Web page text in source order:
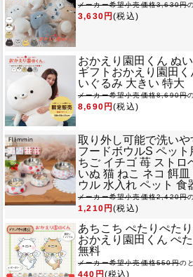
メーカー希望小売価格3,630円
3,630円(税込)
おかえり園田くん ぬ
ギフト おかえり園田
いぐるみ 大きい 特大
メーカー希望小売価格8,690円
8,690円(税込)
取り外し可能で洗い
フードボウルS ペッ
ちご イチゴ 苺 ストロ
いぬ 猫 ねこ ネコ 餌
ウル 水入れ ペット 食
メーカー希望小売価格2,420円
1,210円(税込)
あちこち ぺたりぺたり
おかえり園田くん ぺ
無料
メーカー希望小売価格550円の
440円(税込)